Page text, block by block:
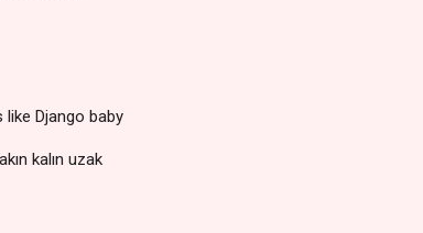
like Django baby
kalın uzak